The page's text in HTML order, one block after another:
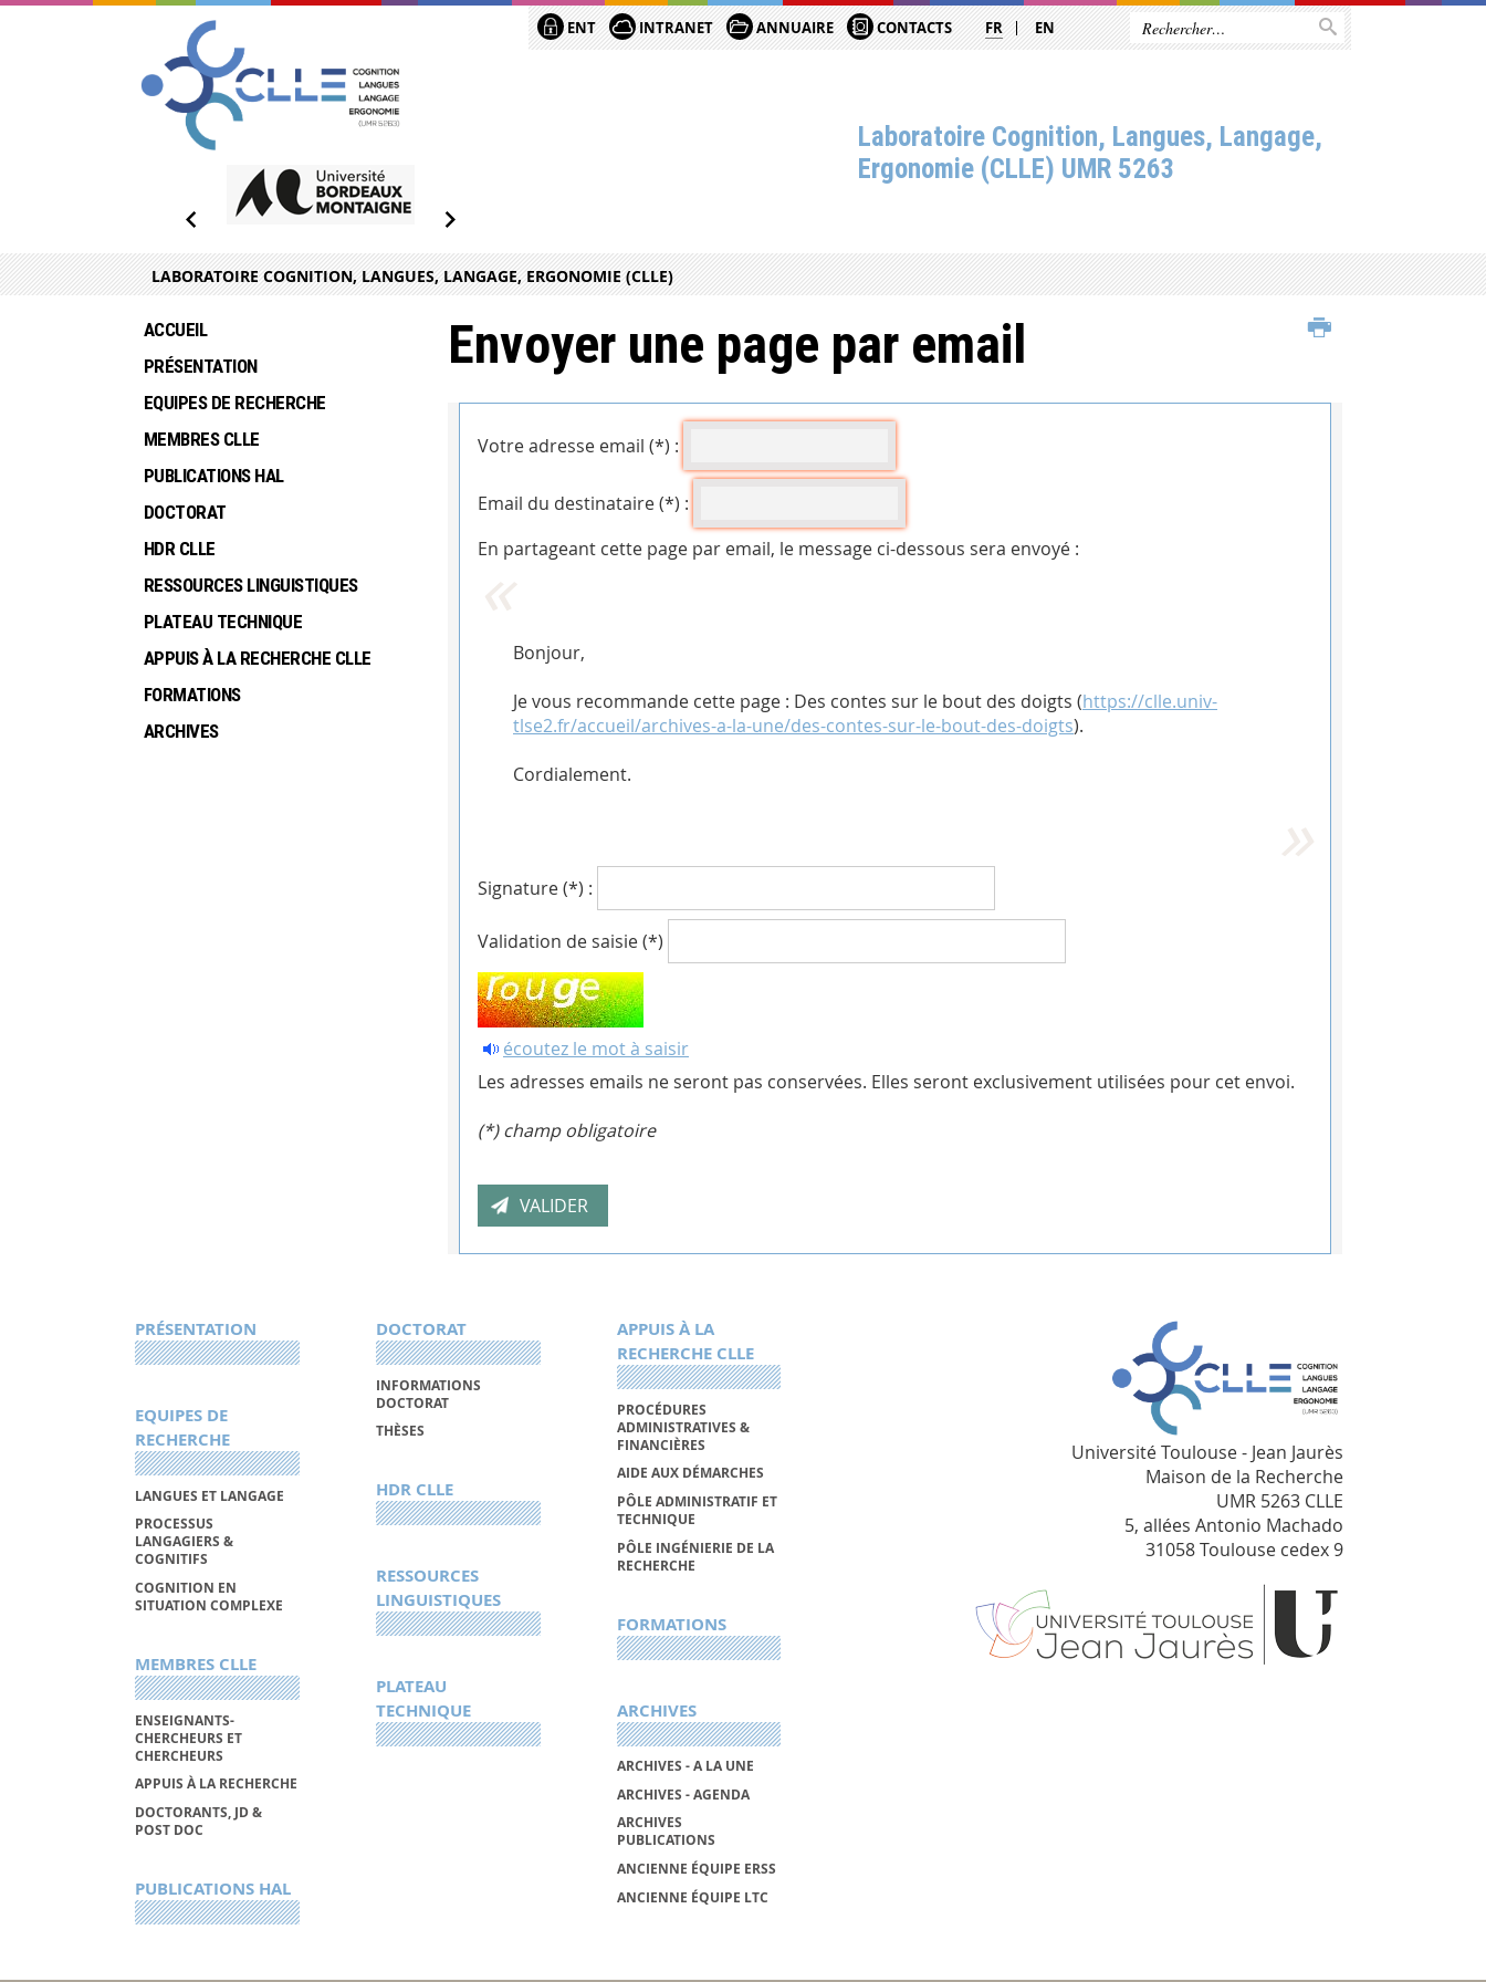
ENT INTRANET ANNUAIRE CONTACTS FR EN
Laboratoire Cognition, Langues, Langage,
Ergonomie (CLLE) UMR 5263
LABORATOIRE COGNITION, LANGUES, LANGAGE, ERGONOMIE (CLLE)
Envoyer une page par email
Votre adresse email (*) :
Email du destinataire (*) :
En partageant cette page par email, le message ci-dessous sera envoyé :
Bonjour,
Je vous recommande cette page : Des contes sur le bout des doigts (https://clle.univ-
tlse2.fr/accueil/archives-a-la-une/des-contes-sur-le-bout-des-doigts).
Cordialement.
Signature (*) :
Validation de saisie (*)
écoutez le mot à saisir
Les adresses emails ne seront pas conservées. Elles seront exclusivement utilisées pour cet envoi.
(*) champ obligatoire
ACCUEIL
PRÉSENTATION
EQUIPES DE RECHERCHE
MEMBRES CLLE
PUBLICATIONS HAL
DOCTORAT
HDR CLLE
RESSOURCES LINGUISTIQUES
PLATEAU TECHNIQUE
APPUIS À LA RECHERCHE CLLE
FORMATIONS
ARCHIVES
PRÉSENTATION
EQUIPES DE
RECHERCHE
LANGUES ET LANGAGE
PROCESSUS
LANGAGIERS &
COGNITIFS
COGNITION EN
SITUATION COMPLEXE
MEMBRES CLLE
ENSEIGNANTS-
CHERCHEURS ET
CHERCHEURS
APPUIS À LA RECHERCHE
DOCTORANTS, JD &
POST DOC
PUBLICATIONS HAL
DOCTORAT
INFORMATIONS
DOCTORAT
THÈSES
HDR CLLE
RESSOURCES
LINGUISTIQUES
PLATEAU
TECHNIQUE
APPUIS À LA
RECHERCHE CLLE
PROCÉDURES
ADMINISTRATIVES &
FINANCIÈRES
AIDE AUX DÉMARCHES
PÔLE ADMINISTRATIF ET
TECHNIQUE
PÔLE INGÉNIERIE DE LA
RECHERCHE
FORMATIONS
ARCHIVES
ARCHIVES - A LA UNE
ARCHIVES - AGENDA
ARCHIVES
PUBLICATIONS
ANCIENNE ÉQUIPE ERSS
ANCIENNE ÉQUIPE LTC
Université Toulouse - Jean Jaurès
Maison de la Recherche
UMR 5263 CLLE
5, allées Antonio Machado
31058 Toulouse cedex 9